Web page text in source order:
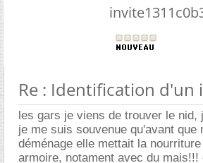
Re : Identification d'un
les gars je viens de trouver le nid,
je me suis souvenue qu'avant que
déménage elle mettait la
armoire, notament avec du